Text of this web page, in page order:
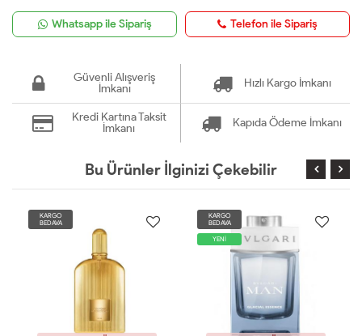
Whatsapp ile Sipariş Telefon ile Sipariş
Güvenli Alışveriş
İmkanı
Hızlı Kargo İmkanı
Kredi Kartına Taksit
İmkanı
Kapıda Ödeme İmkanı
Bu Ürünler İlginizi Çekebilir
KARGO
BEDAVA
KARGO
BEDAVA